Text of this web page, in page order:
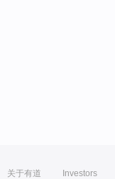
关于有道 Investors